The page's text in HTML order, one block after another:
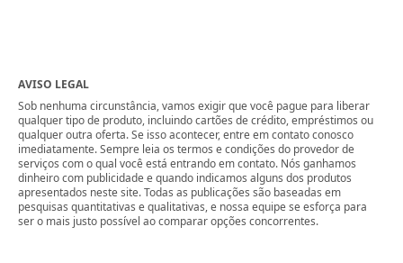
AVISO LEGAL
Sob nenhuma circunstância, vamos exigir que você pague para liberar
qualquer tipo de produto, incluindo cartões de crédito, empréstimos ou
qualquer outra oferta. Se isso acontecer, entre em contato conosco
imediatamente. Sempre leia os termos e condições do provedor de
serviços com o qual você está entrando em contato. Nós ganhamos
dinheiro com publicidade e quando indicamos alguns dos produtos
apresentados neste site. Todas as publicações são baseadas em
pesquisas quantitativas e qualitativas, e nossa equipe se esforça para
ser o mais justo possível ao comparar opções concorrentes.